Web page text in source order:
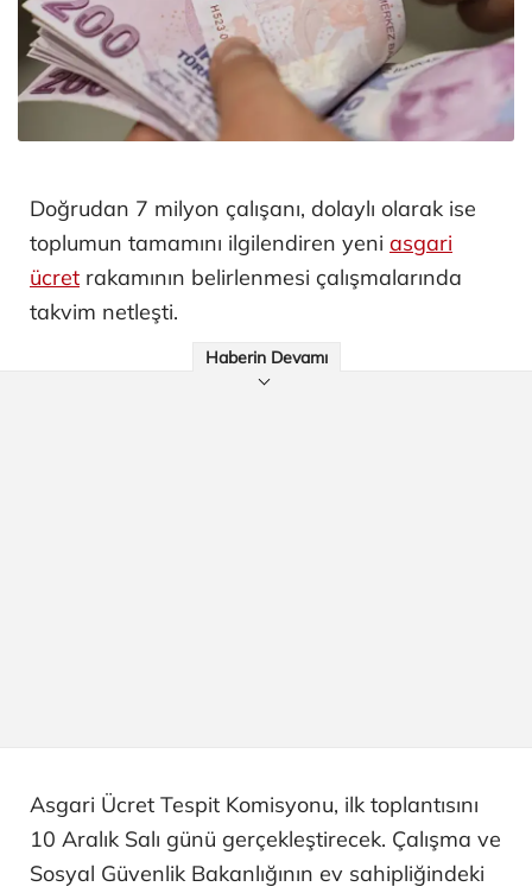
Doğrudan 7 milyon çalışanı, dolaylı olarak ise
toplumun tamamını ilgilendiren yeni asgari
ücret rakamının belirlenmesi çalışmalarında
takvim netleşti.
Haberin Devamı
Asgari Ücret Tespit Komisyonu, ilk toplantısını
10 Aralık Salı günü gerçekleştirecek. Çalışma ve
Sosyal Güvenlik Bakanlığının ev sahipliğindeki